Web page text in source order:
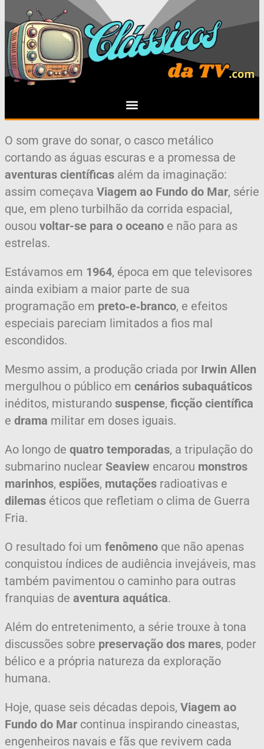
O som grave do sonar, o casco metálico
cortando as águas escuras e a promessa de
aventuras científicas além da imaginação:
assim começava Viagem ao Fundo do Mar, série
que, em pleno turbilhão da corrida espacial,
ousou voltar-se para o oceano e não para as
estrelas.
Estávamos em 1964, época em que televisores
ainda exibiam a maior parte de sua
programação em preto‑e‑branco, e efeitos
especiais pareciam limitados a fios mal
escondidos.
Mesmo assim, a produção criada por Irwin Allen
mergulhou o público em cenários subaquáticos
inéditos, misturando suspense, ficção científica
e drama militar em doses iguais.
Ao longo de quatro temporadas, a tripulação do
submarino nuclear Seaview encarou monstros
marinhos, espiões, mutações radioativas e
dilemas éticos que refletiam o clima de Guerra
Fria.
O resultado foi um fenômeno que não apenas
conquistou índices de audiência invejáveis, mas
também pavimentou o caminho para outras
franquias de aventura aquática.
Além do entretenimento, a série trouxe à tona
discussões sobre preservação dos mares, poder
bélico e a própria natureza da exploração
humana.
Hoje, quase seis décadas depois, Viagem ao
Fundo do Mar continua inspirando cineastas,
engenheiros navais e fãs que revivem cada